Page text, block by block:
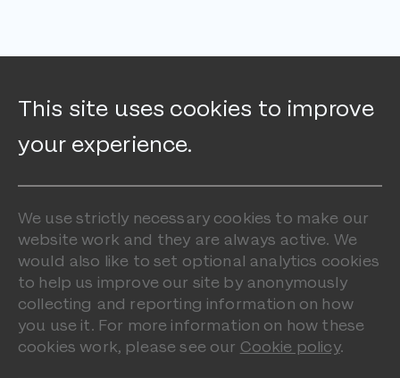
This site uses cookies to improve
your experience.
We use strictly necessary cookies to make our
website work and they are always active. We
would also like to set optional analytics cookies
to help us improve our site by anonymously
collecting and reporting information on how
you use it. For more information on how these
cookies work, please see our Cookie policy.